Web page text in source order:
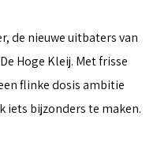
de nieuwe uitbaters van
Hoge Kleij. Met frisse
flinke dosis ambitie
iets bijzonders te maken.